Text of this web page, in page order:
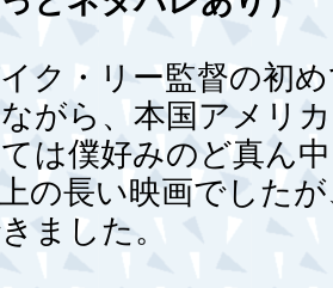
ク・リー監督の初
がら、本国アメリ
は僕好みのど真ん
の長い映画でした
ました。